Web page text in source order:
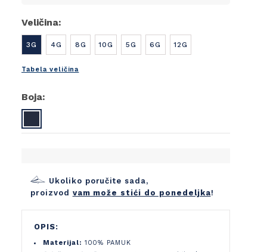
Veličina:
3G 4G 8G 10G 5G 6G 12G
Tabela veličina
Boja:
Ukoliko poručite sada,
proizvod vam može stići do ponedeljka!
OPIS:
Materijal: 100% PAMUK